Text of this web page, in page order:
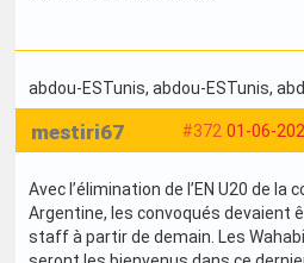
abdou-ESTunis, abdou-ESTunis,
#372 01-06-
mestiri67
Avec l’élimination de l’EN U20 de la
Argentine, les convoqués devaient
staff à partir de demain. Les